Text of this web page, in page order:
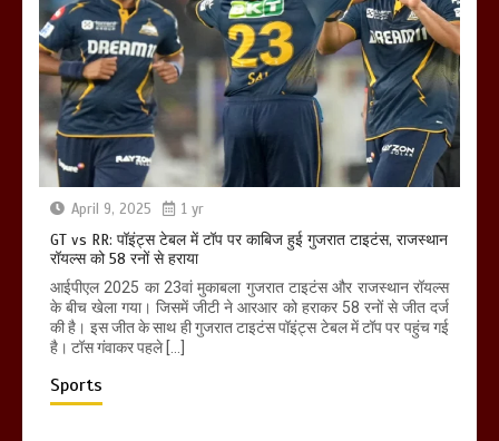
April 9, 2025 1 yr
GT vs RR: पॉइंट्स टेबल में टॉप पर काबिज हुई गुजरात टाइटंस, राजस्थान
रॉयल्स को 58 रनों से हराया
आईपीएल 2025 का 23वां मुकाबला गुजरात टाइटंस और राजस्थान रॉयल्स
के बीच खेला गया। जिसमें जीटी ने आरआर को हराकर 58 रनों से जीत दर्ज
की है। इस जीत के साथ ही गुजरात टाइटंस पॉइंट्स टेबल में टॉप पर पहुंच गई
है। टॉस गंवाकर पहले […]
Sports